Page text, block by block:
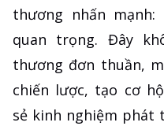
thương nhấn
quan trọng. Đây
thương đơn thuần,
chiến lược, tạo cơ
sẻ kinh nghiệm phát